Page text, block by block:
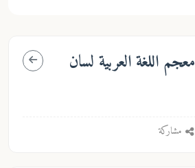
اللغة العربية لسان
مشاركة